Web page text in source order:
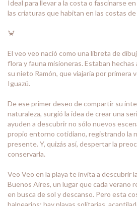
Ideal para llevar a la costa o fascinarse
las criaturas que habitan en las costas de
🦀
El veo veo nació como una libreta de
flora y fauna misioneras. Estaban hechas
su nieto Ramón, que viajaría por primera
Iguazú.
De ese primer deseo de compartir su
naturaleza, surgió la idea de crear una
ayuden a descubrir no sólo nuevos
propio entorno cotidiano, registrando la
presente. Y, quizás así, despertar la
conservarla.
Veo Veo en la playa te invita a descubrir
Buenos Aires, un lugar que cada verano
en busca de sol y descanso. Pero esta
balnearios: hay playas solitarias,